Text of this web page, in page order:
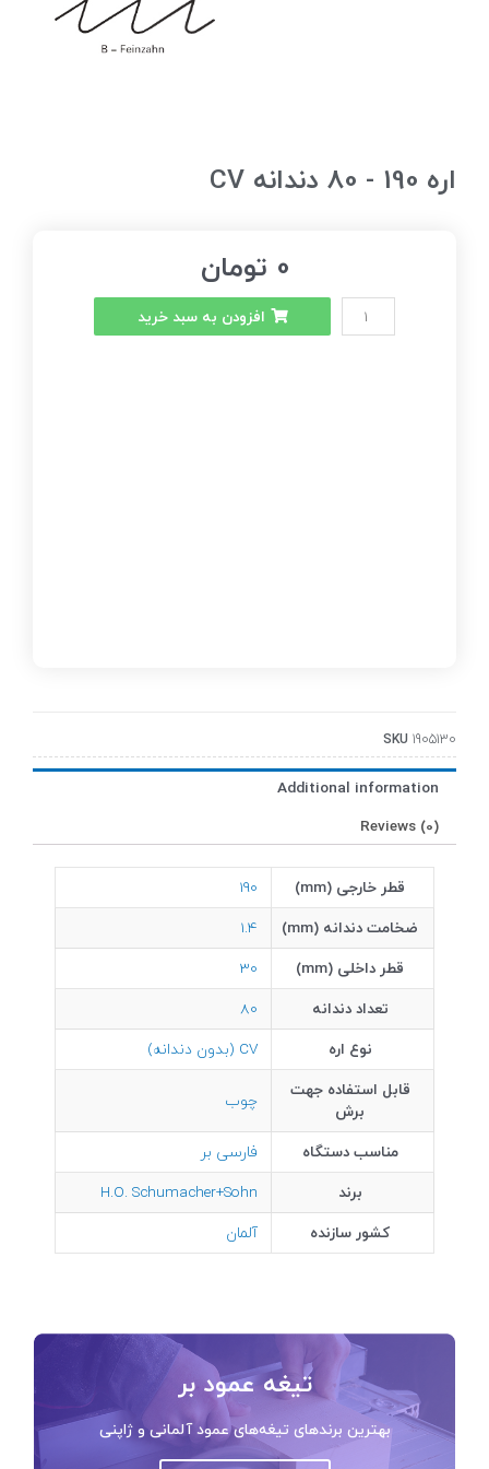
0 تومان
افزودن به سبد خرید
اره 190 - 80 دندانه CV
SKU 1905130
Additional information
Reviews (0)
قطر خارجی (mm)
190
ضخامت دندانه (mm)
1.4
قطر داخلی (mm)
30
تعداد دندانه
80
نوع اره
CV (بدون دندانه)
قابل استفاده جهت
برش
چوب
مناسب دستگاه
فارسی بر
برند
H.O. Schumacher+Sohn
کشور سازنده
آلمان
تیغه عمود بر
بهترین برندهای تیغه‌های عمود آلمانی و ژاپنی